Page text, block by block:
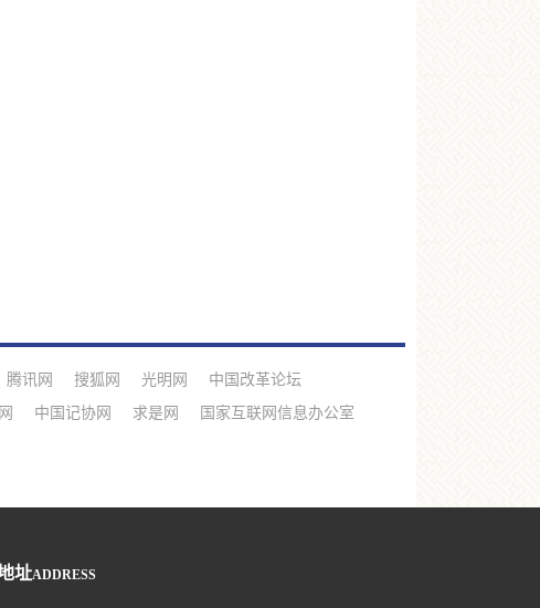
腾讯网 搜狐网 光明网
中国改革论坛
中国记协网 求是网
国家互联网信息办公室
址ADDRESS